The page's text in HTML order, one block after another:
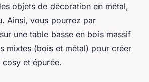
objets de décoration en métal,
Ainsi, vous pourrez par
une table basse en bois massif
mixtes (bois et métal) pour créer
cosy et épurée.